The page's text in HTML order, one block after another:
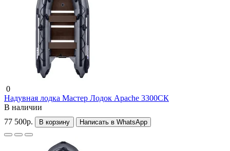
0
Надувная лодка Мастер Лодок Apache 3300СК
В наличии
77 500р.
В корзину Написать в WhatsApp